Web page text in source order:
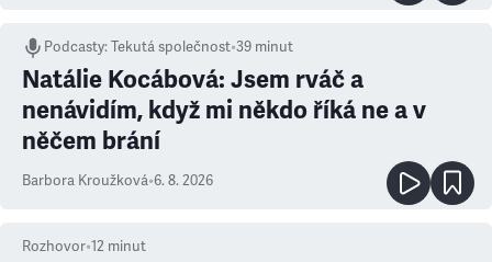
Podcasty:Tekutá společnost•39 minut
Natálie Kocábová: Jsem rváč a
nenávidím, když mi někdo říká ne a v
něčem brání
Barbora Kroužková•6. 8. 2026
Rozhovor•12 minut